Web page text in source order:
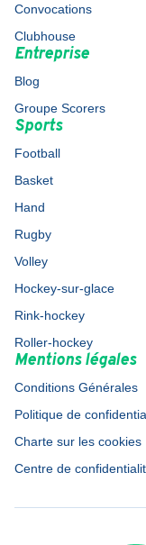
Convocations
Clubhouse
Entreprise
Blog
Groupe Scorers
Sports
Football
Basket
Hand
Rugby
Volley
Hockey-sur-glace
Rink-hockey
Roller-hockey
Mentions légales
Conditions Générales
Politique de
Charte sur les cookies
Centre de